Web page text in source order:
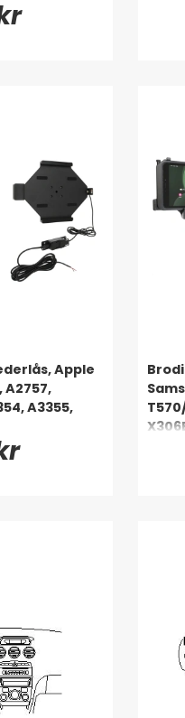
Apple
A2757,
A3355,